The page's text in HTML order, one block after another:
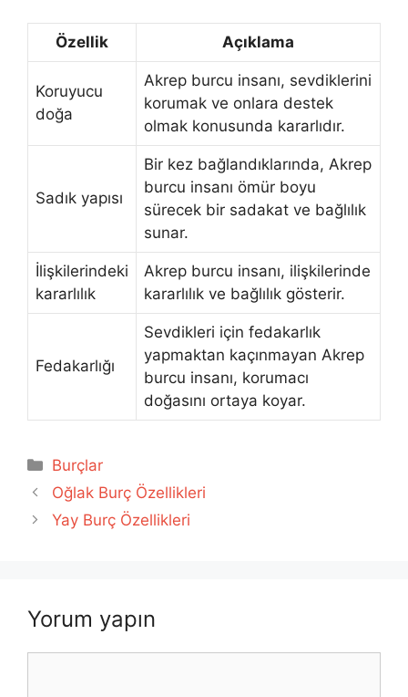
Özellik Açıklama
Koruyucu
doğa
Akrep burcu insanı, sevdiklerini
korumak ve onlara destek
olmak konusunda kararlıdır.
Sadık yapısı
Bir kez bağlandıklarında, Akrep
burcu insanı ömür boyu
sürecek bir sadakat ve bağlılık
sunar.
İlişkilerindeki
kararlılık
Akrep burcu insanı, ilişkilerinde
kararlılık ve bağlılık gösterir.
Fedakarlığı
Sevdikleri için fedakarlık
yapmaktan kaçınmayan Akrep
burcu insanı, korumacı
doğasını ortaya koyar.
Kategoriler
Burçlar
Oğlak Burç Özellikleri
Yay Burç Özellikleri
Yorum yapın